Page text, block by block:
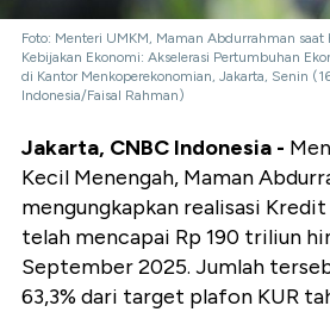
Foto: Menteri UMKM, Maman Abdurrahman saat
Kebijakan Ekonomi: Akselerasi Pertumbuhan
di Kantor Menkoperekonomian, Jakarta, Senin
Indonesia/Faisal Rahman)
Jakarta, CNBC Indonesia -
Kecil Menengah, Maman
mengungkapkan realisasi Kredit
telah mencapai Rp 190 triliun
September 2025. Jumlah
63,3% dari target plafon KUR